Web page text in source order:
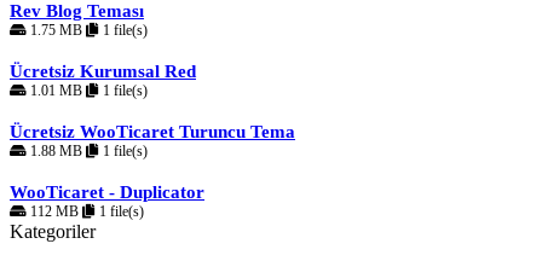
Rev Blog Teması
1.75 MB 1 file(s)
Ücretsiz Kurumsal Red
1.01 MB 1 file(s)
Ücretsiz WooTicaret Turuncu Tema
1.88 MB 1 file(s)
WooTicaret - Duplicator
112 MB 1 file(s)
Kategoriler